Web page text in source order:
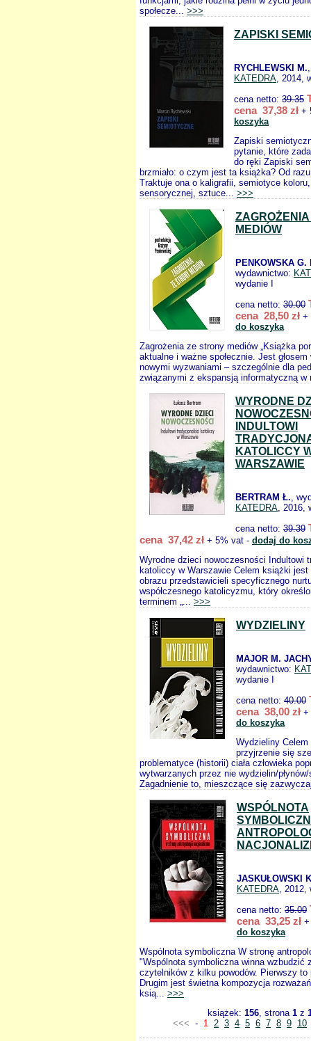
społecze... >>>
ZAPISKI
RYCHLEWSKI M.
KATEDRA, 2014,
cena netto: 39.35
cena 37,38 zł +
koszyka
Zapiski
pytanie, które
do ręki Zapiski
brzmiało: o czym jest ta książka? Od
Traktuje ona o kaligrafii, semiotyce
sensorycznej, sztuce... >>>
MEDIÓW
PENKOWSKA G.
wydawnictwo:
wydanie I
cena netto: 30.00
cena 28,50 zł +
do koszyka
Zagrożenia ze strony mediów „Książka
aktualne i ważne społecznie. Jest
nowymi wyzwaniami – szczególnie dla
związanymi z ekspansją informatyczną
WYRODNE
INDULTOWI
KATOLICCY
WARSZAWIE
BERTRAM Ł.,
KATEDRA, 2016,
cena netto: 39.39
cena 37,42 zł + 5% vat - dodaj do
Wyrodne dzieci nowoczesności Indultowi
katoliccy w Warszawie Celem książki jest
obrazu przedstawicieli specyficznego
współczesnego katolicyzmu, który
terminem „... >>>
WYDZIELINY
MAJOR M.
wydawnictwo:
wydanie I
cena netto: 40.00
cena 38,00 zł +
do koszyka
Wydzieliny
przyjrzenie się
problematyce (historii) ciała człowieka
wytwarzanych przez nie wydzielin/
Zagadnienie to, mieszczące się
WSPÓLNOTA
JASKUŁOWSKI
KATEDRA, 2012,
cena netto: 35.00
cena 33,25 zł
do koszyka
Wspólnota symboliczna W stronę
"Wspólnota symboliczna winna wzbudzić
czytelników z kilku powodów. Pierwszy to
Drugim jest świetna kompozycja
ksią... >>>
książek: 156, strona 1 z
<<< - 1 2 3 4 5 6 7 8 9 10